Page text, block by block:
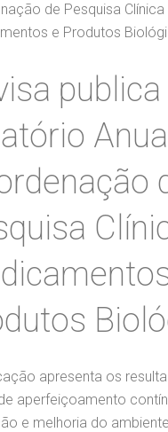
de Pesquisa Clínica
e Produtos
publica
apresenta os
aperfeiçoamento
e melhoria do